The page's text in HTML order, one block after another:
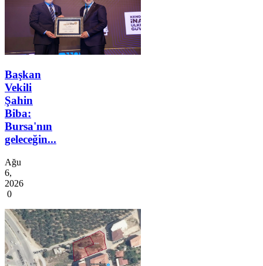
Başkan
Vekili
Şahin
Biba:
Bursa'nın
geleceğin...
Ağu
6,
2026
0